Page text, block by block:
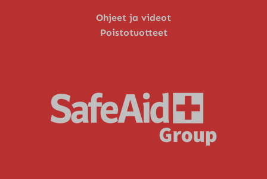
Ohjeet ja videot
Poistotuotteet